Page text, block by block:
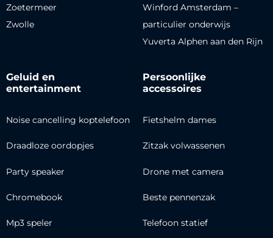
Zoetermeer
Zwolle
Winford Amsterdam –
particulier onderwijs
Yuverta Alphen aan den Rijn
Geluid en
entertainment
Noise cancelling koptelefoon
Draadloze oordopjes
Party speaker
Chromebook
Mp3 speler
Persoonlijke
accessoires
Fietshelm dames
Zitzak volwassenen
Drone met camera
Beste pennenzak
Telefoon statief